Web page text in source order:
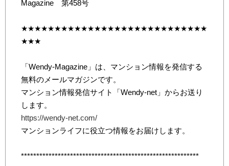
Magazine 第458号
★★★★★★★★★★★★★★★★★★★★★★★★★★★★
★★★
「Wendy-Magazine」は、マンション情報を発信する
無料のメールマガジンです。
マンション情報発信サイト「Wendy-net」からお送り
します。
https://wendy-net.com/
マンションライフに役立つ情報をお届けします。
**********************************************************